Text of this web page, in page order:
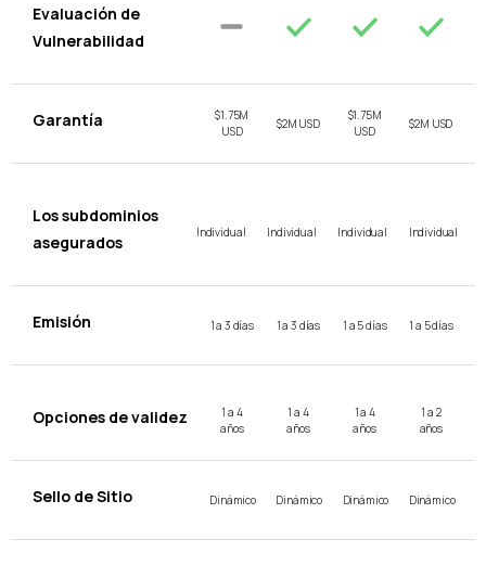
Evaluación de
Vulnerabilidad
Garantía
$1.75M
USD
$2M USD
$1.75M
USD
$2M USD
Los subdominios
asegurados
Individual Individual Individual Individual
Emisión 1 a 3 días 1 a 3 días 1 a 5 días 1 a 5 días
Opciones de validez
1 a 4
años
1 a 4
años
1 a 4
años
1 a 2
años
Sello de Sitio Dinámico Dinámico Dinámico Dinámico